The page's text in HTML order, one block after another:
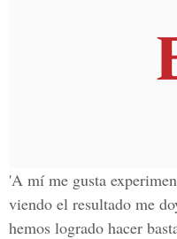
'A mí me gusta
viendo el resultado me
hemos logrado hacer